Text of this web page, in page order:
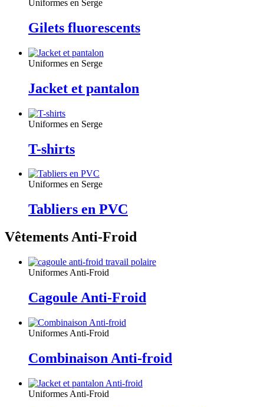
Uniformes en Serge
Gilets fluorescents
Uniformes en Serge
Jacket et pantalon
Uniformes en Serge
T-shirts
Uniformes en Serge
Tabliers en PVC
Vêtements Anti-Froid
Uniformes Anti-Froid
Cagoule Anti-Froid
Uniformes Anti-Froid
Combinaison Anti-froid
Uniformes Anti-Froid